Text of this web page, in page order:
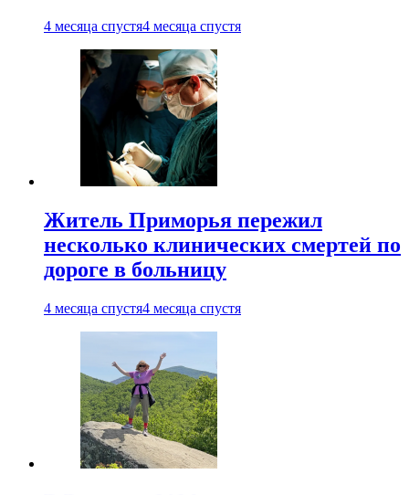
4 месяца спустя4 месяца спустя
Житель Приморья пережил
несколько клинических смертей по
дороге в больницу
4 месяца спустя4 месяца спустя